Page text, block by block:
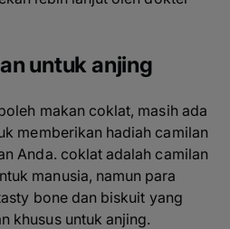
untuk anjing
makan coklat, masih ada
memberikan hadiah camilan
Anda. coklat adalah camilan
manusia, namun para
bone dan biskuit yang
khusus untuk anjing.